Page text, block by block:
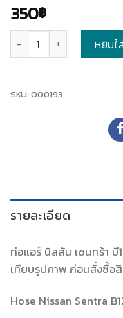
350฿
หยิบใ
SKU: 000193
รายละเอียด
ท่อแอร์ นิสสัน เซนทร้า
เทียบรูปภาพ ก่อนสั่งซื้อ
Hose Nissan Sentra